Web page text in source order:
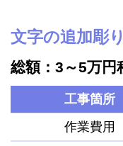
文字の追加彫
総額：3～5万円
工事箇所
作業費用